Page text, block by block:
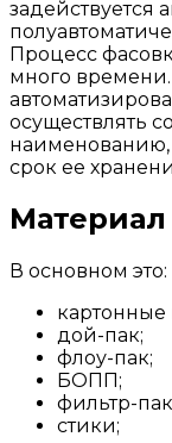
задействуется
Процесс
много
осуществлять
наименованию,
срок ее
В основном это:
картонные
дой-пак;
флоу-пак;
БОПП;
фильтр-
стики;